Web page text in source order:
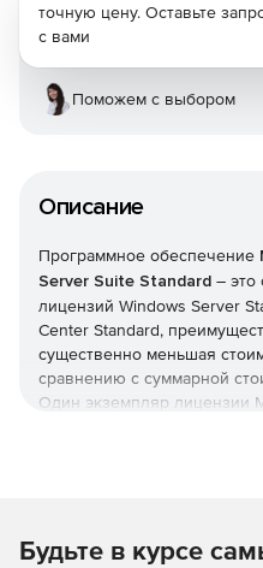
Описание
Программное обеспечение
Server Suite Standard – это
лицензий Windows Server
Center Standard,
существенно меньшая
сравнению с суммарной
Один экземпляр лицензии
Standard:
точную цену. Оставьте
с вами
Поможем с выбором
Будьте в курсе